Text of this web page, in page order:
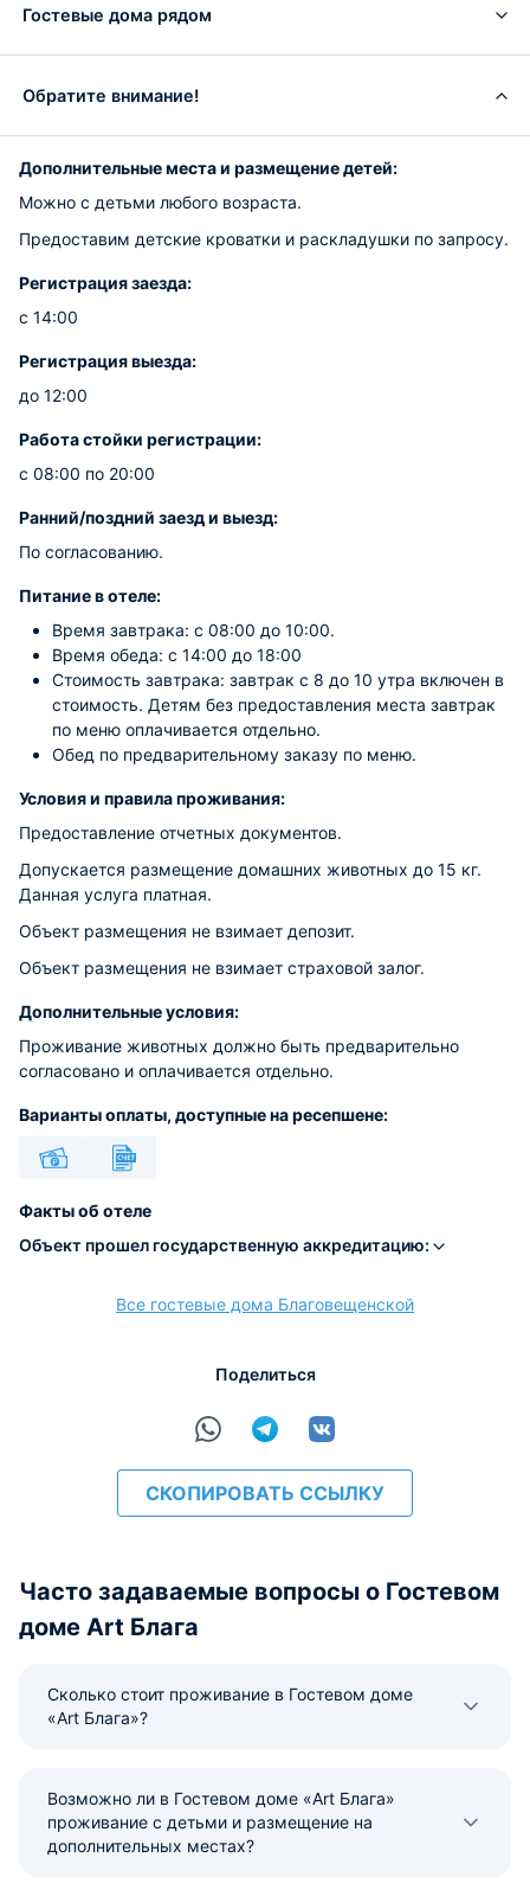
Гостевые дома рядом
Обратите внимание!
Дополнительные места и размещение детей:
Можно с детьми любого возраста.
Предоставим детские кроватки и раскладушки по запросу.
Регистрация заезда:
с 14:00
Регистрация выезда:
до 12:00
Работа стойки регистрации:
с 08:00 по 20:00
Ранний/поздний заезд и выезд:
По согласованию.
Питание в отеле:
Время завтрака: с 08:00 до 10:00.
Время обеда: с 14:00 до 18:00
Стоимость завтрака: завтрак с 8 до 10 утра включен в
стоимость. Детям без предоставления места завтрак
по меню оплачивается отдельно.
Обед по предварительному заказу по меню.
Условия и правила проживания:
Предоставление отчетных документов.
Допускается размещение домашних животных до 15 кг.
Данная услуга платная.
Объект размещения не взимает депозит.
Объект размещения не взимает страховой залог.
Дополнительные условия:
Проживание животных должно быть предварительно
согласовано и оплачивается отдельно.
Варианты оплаты, доступные на ресепшене:
расчёт
Факты об отеле
Объект прошел государственную аккредитацию:
Все гостевые дома Благовещенской
Поделиться
СКОПИРОВАТЬ ССЫЛКУ
Часто задаваемые вопросы о Гостевом
доме Art Блага
Сколько стоит проживание в Гостевом доме
«Art Блага»?
Возможно ли в Гостевом доме «Art Блага»
проживание с детьми и размещение на
дополнительных местах?